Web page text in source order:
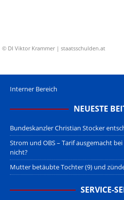
© DI Viktor Krammer | staatsschulden.at
Interner Bereich
NEUESTE
Bundeskanzler Christian Stocker
Strom und OBS – Tarif ausgemacht
nicht?
Mutter betäubte Tochter (9) und
SERVICE-